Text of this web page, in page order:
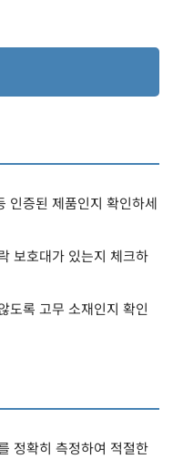
인증된 제품인지 확인하세
보호대가 있는지 체크하
도록 고무 소재인지 확인
정확히 측정하여 적절한